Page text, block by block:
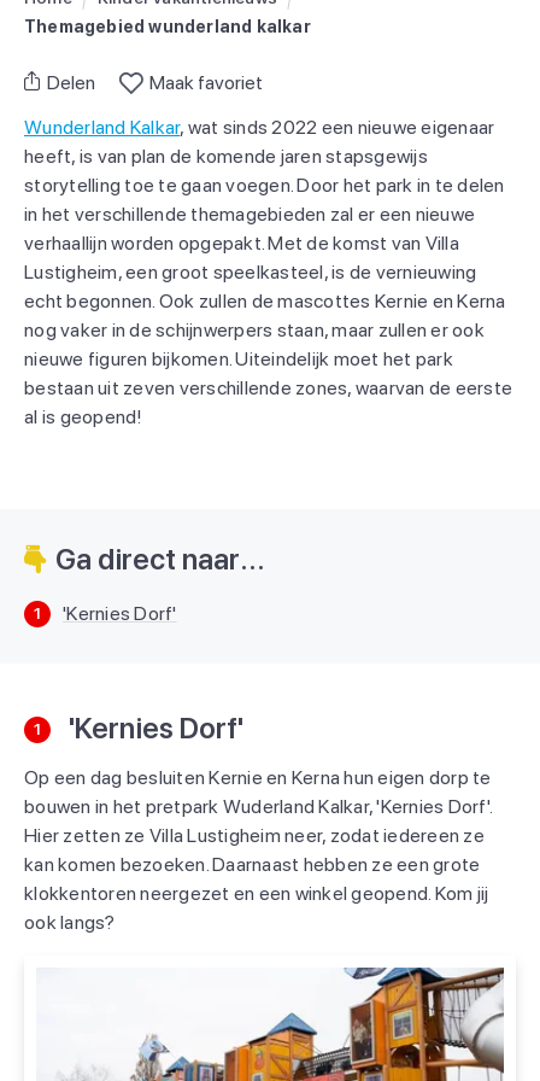
Themagebied wunderland kalkar
Delen
Maak favoriet
Wunderland Kalkar, wat sinds 2022 een nieuwe eigenaar
heeft, is van plan de komende jaren stapsgewijs
storytelling toe te gaan voegen. Door het park in te delen
in het verschillende themagebieden zal er een nieuwe
verhaallijn worden opgepakt. Met de komst van Villa
Lustigheim, een groot speelkasteel, is de vernieuwing
echt begonnen. Ook zullen de mascottes Kernie en Kerna
nog vaker in de schijnwerpers staan, maar zullen er ook
nieuwe figuren bijkomen. Uiteindelijk moet het park
bestaan uit zeven verschillende zones, waarvan de eerste
al is geopend!
Ga direct naar...
1 'Kernies Dorf'
1 'Kernies Dorf'
Op een dag besluiten Kernie en Kerna hun eigen dorp te
bouwen in het pretpark Wuderland Kalkar, 'Kernies Dorf'.
Hier zetten ze Villa Lustigheim neer, zodat iedereen ze
kan komen bezoeken. Daarnaast hebben ze een grote
klokkentoren neergezet en een winkel geopend. Kom jij
ook langs?